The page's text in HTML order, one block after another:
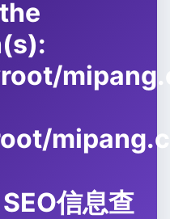
信息查